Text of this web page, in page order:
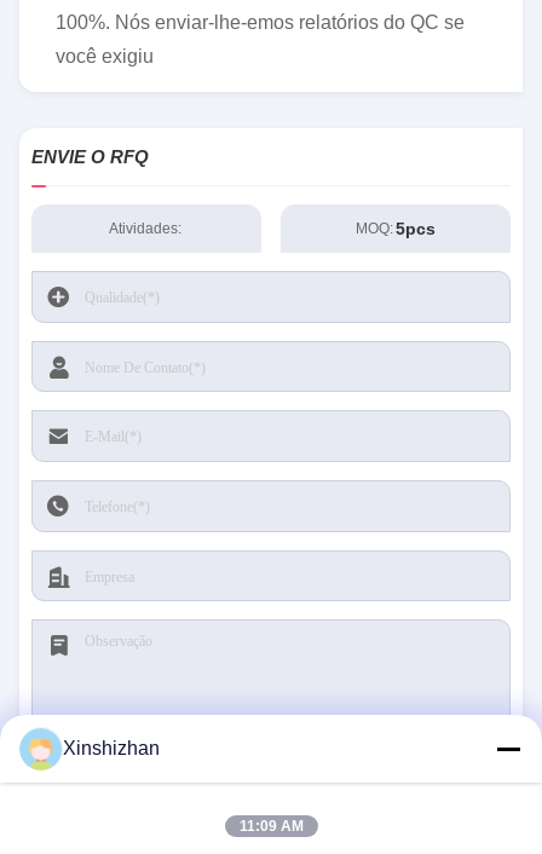
100%. Nós enviar-lhe-emos relatórios do QC se
você exigiu
ENVIE O RFQ
Atividades: MOQ:5pcs
Xinshizhan
11:09 AM